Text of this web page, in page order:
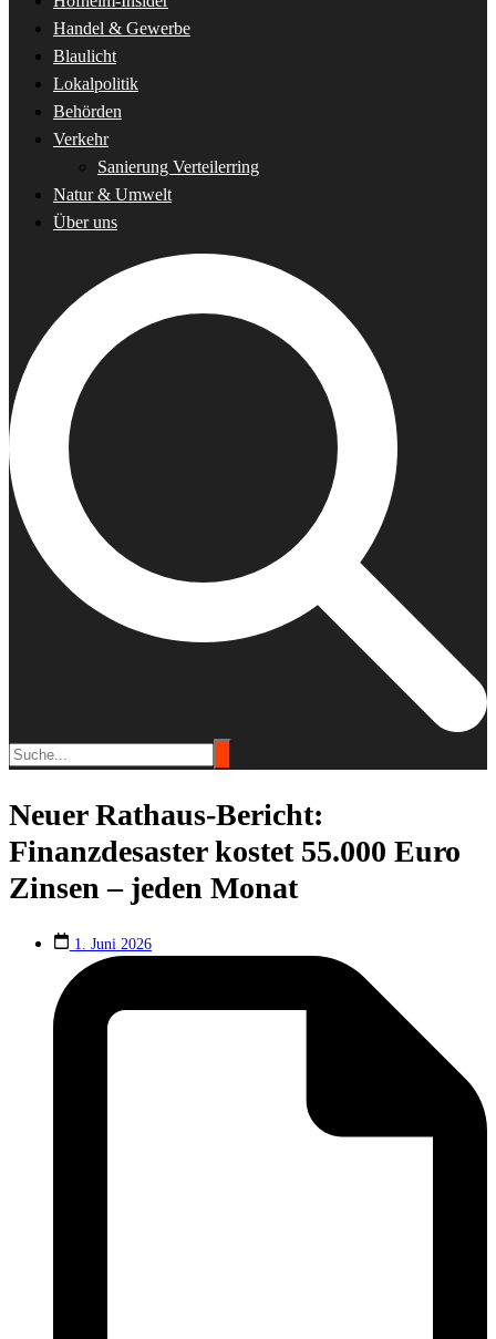
Handel & Gewerbe
Blaulicht
Lokalpolitik
Behörden
Verkehr
Sanierung Verteilerring
Natur & Umwelt
Über uns
Neuer Rathaus-Bericht:
Finanzdesaster kostet 55.000 Euro
Zinsen – jeden Monat
1. Juni 2026